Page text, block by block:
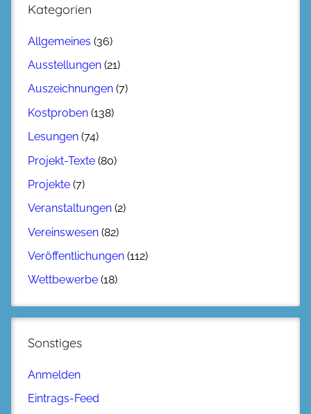
Kategorien
Allgemeines (36)
Ausstellungen (21)
Auszeichnungen (7)
Kostproben (138)
Lesungen (74)
Projekt-Texte (80)
Projekte (7)
Veranstaltungen (2)
Vereinswesen (82)
Veröffentlichungen (112)
Wettbewerbe (18)
Sonstiges
Anmelden
Eintrags-Feed